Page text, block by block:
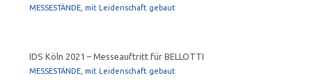
MESSESTÄNDE, mit Leidenschaft gebaut
IDS Köln 2021 – Messeauftritt für BELLOTTI
MESSESTÄNDE, mit Leidenschaft gebaut